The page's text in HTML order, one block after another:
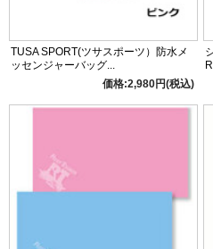
TUSA SPORT(ツサスポーツ）防水メ
ッセンジャーバッグ...
価格:2,980円(税込)